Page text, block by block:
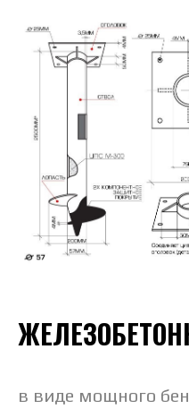
в виде мощного